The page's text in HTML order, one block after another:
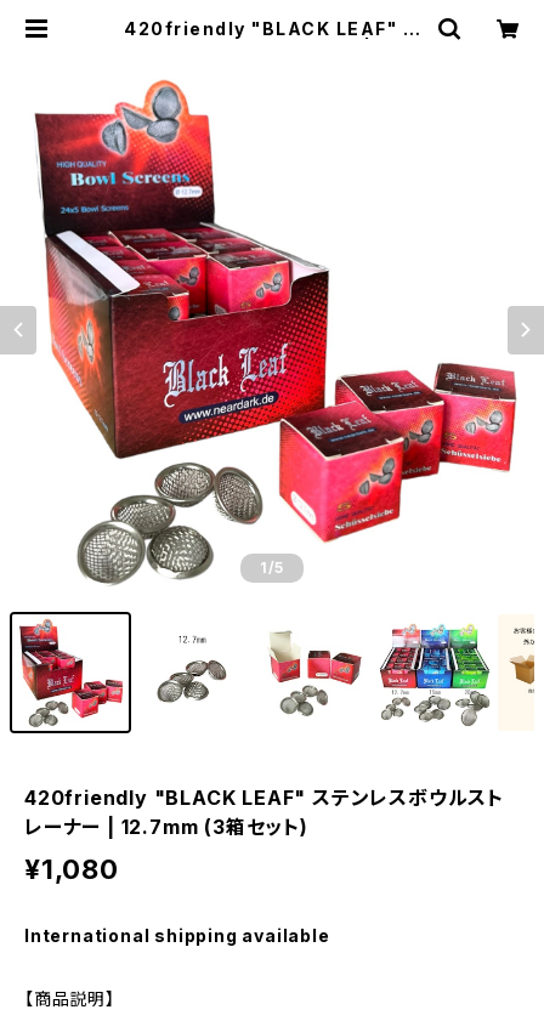
420friendly "BLACK LEAF" ス
1 /5
420friendly "BLACK LEAF" ステンレスボウルスト
レーナー | 12.7mm (3箱セット)
¥1,080
International shipping available
【商品説明】